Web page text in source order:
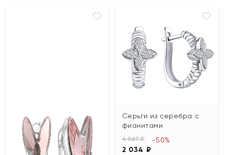
Серьги из серебра с
фианитами
4 067 ₽
2 034 ₽
-50%